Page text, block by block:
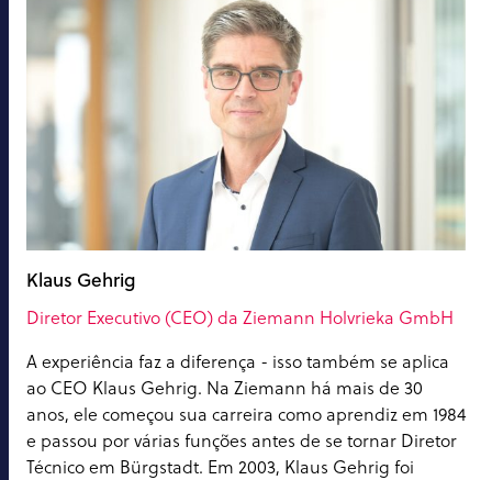
Klaus Gehrig
Diretor Executivo (CEO) da Ziemann Holvrieka GmbH
A experiência faz a diferença - isso também se aplica
ao CEO Klaus Gehrig. Na Ziemann há mais de 30
anos, ele começou sua carreira como aprendiz em 1984
e passou por várias funções antes de se tornar Diretor
Técnico em Bürgstadt. Em 2003, Klaus Gehrig foi